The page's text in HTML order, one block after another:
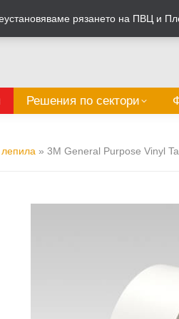
Решения по сектори
» 3M General Purpose Vinyl
рязането на ПВЦ и